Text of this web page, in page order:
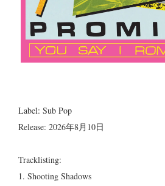
Label: Sub Pop
Release: 2026年8月10日
Tracklisting:
1. Shooting Shadows